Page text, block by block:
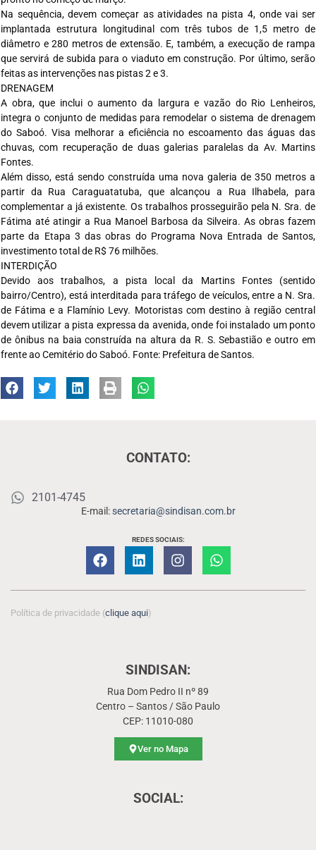
Na sequência, devem começar as atividades na pista 4, onde vai ser
implantada estrutura longitudinal com três tubos de 1,5 metro de
diâmetro e 280 metros de extensão. E, também, a execução de rampa
que servirá de subida para o viaduto em construção. Por último, serão
feitas as intervenções nas pistas 2 e 3.
DRENAGEM
A obra, que inclui o aumento da largura e vazão do Rio Lenheiros,
integra o conjunto de medidas para remodelar o sistema de drenagem
do Saboó. Visa melhorar a eficiência no escoamento das águas das
chuvas, com recuperação de duas galerias paralelas da Av. Martins
Fontes.
Além disso, está sendo construída uma nova galeria de 350 metros a
partir da Rua Caraguatatuba, que alcançou a Rua Ilhabela, para
complementar a já existente. Os trabalhos prosseguirão pela N. Sra. de
Fátima até atingir a Rua Manoel Barbosa da Silveira. As obras fazem
parte da Etapa 3 das obras do Programa Nova Entrada de Santos,
investimento total de R$ 76 milhões.
INTERDIÇÃO
Devido aos trabalhos, a pista local da Martins Fontes (sentido
bairro/Centro), está interditada para tráfego de veículos, entre a N. Sra.
de Fátima e a Flamínio Levy. Motoristas com destino à região central
devem utilizar a pista expressa da avenida, onde foi instalado um ponto
de ônibus na baia construída na altura da R. S. Sebastião e outro em
frente ao Cemitério do Saboó. Fonte: Prefeitura de Santos.
CONTATO:
2101-4745
E-mail:secretaria@sindisan.com.br
REDES SOCIAIS:
Política de privacidade (clique aqui)
SINDISAN:
Rua Dom Pedro II nº 89
Centro – Santos / São Paulo
CEP: 11010-080
Ver no Mapa
SOCIAL: